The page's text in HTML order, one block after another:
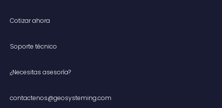
Cotizar ahora
Soporte técnico
¿Necesitas asesoría?
contactenos@geosysteming.com